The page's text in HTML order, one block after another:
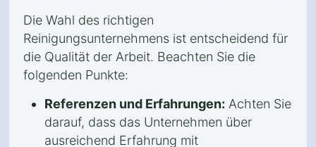
Die Wahl des richtigen
Reinigungsunternehmens ist entscheidend für
die Qualität der Arbeit. Beachten Sie die
folgenden Punkte:
Referenzen und Erfahrungen: Achten Sie
darauf, dass das Unternehmen über
ausreichend Erfahrung mit